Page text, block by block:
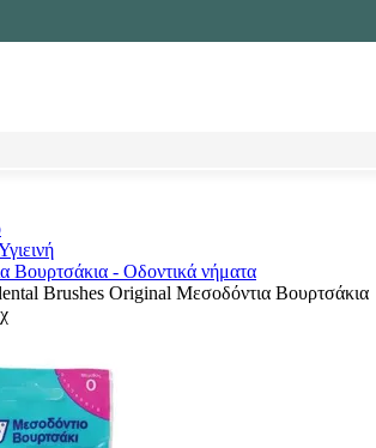
Βουρτσάκια - Οδοντικά νήματα
Brushes Original Μεσοδόντια Βουρτσάκια